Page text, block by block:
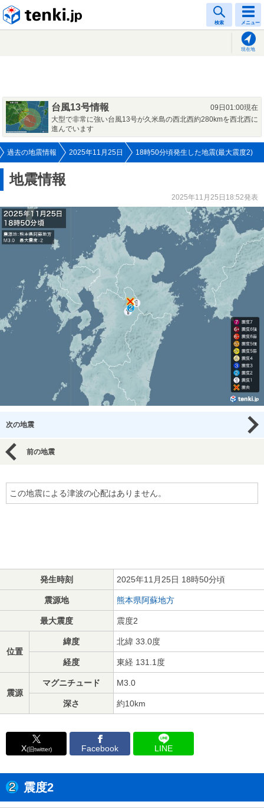
検索 メニュー
現在地
台風13号情報
09日01:00現在
大型で非常に強い台風13号が久米島の西北西約280kmを西北西に
進んでいます
過去の地震情報 2025年11月25日 18時50分頃発生した地震(最大震度2)
地震情報
2025年11月25日18:52発表
次の地震
前の地震
この地震による津波の心配はありません。
発生時刻 2025年11月25日 18時50分頃
震源地 熊本県阿蘇地方
最大震度 震度2
位置
緯度 北緯 33.0度
経度 東経 131.1度
震源
マグニチュード M3.0
深さ 約10km
X(旧twitter) Facebook LINE
震度2